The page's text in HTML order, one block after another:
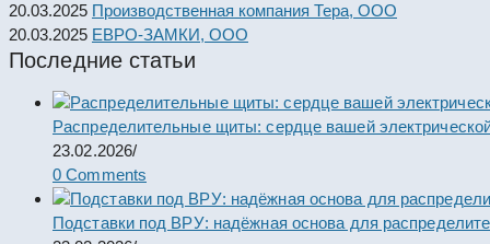
20.03.2025 Производственная компания Тера, ООО
20.03.2025 ЕВРО-ЗАМКИ, ООО
Последние статьи
Распределительные щиты: сердце вашей
23.02.2026/
0 Comments
Подставки под ВРУ: надёжная основа для